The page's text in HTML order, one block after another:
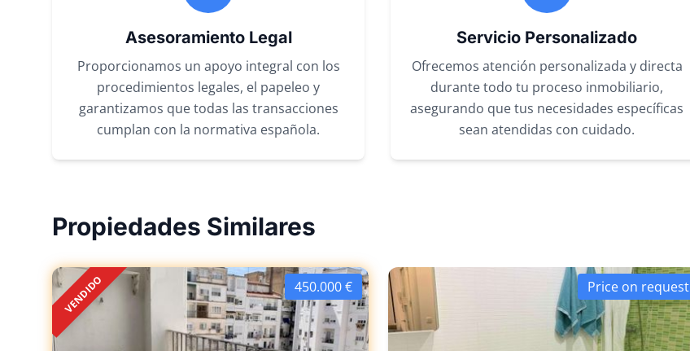
Asesoramiento Legal
Proporcionamos un apoyo integral con los
procedimientos legales, el papeleo y
garantizamos que todas las transacciones
cumplan con la normativa española.
Servicio Personalizado
Ofrecemos atención personalizada y directa
durante todo tu proceso inmobiliario,
asegurando que tus necesidades específicas
sean atendidas con cuidado.
Propiedades Similares
450.000 €
VENDIDO Price on request